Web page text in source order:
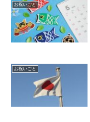
お祝いごと
お祝いごと